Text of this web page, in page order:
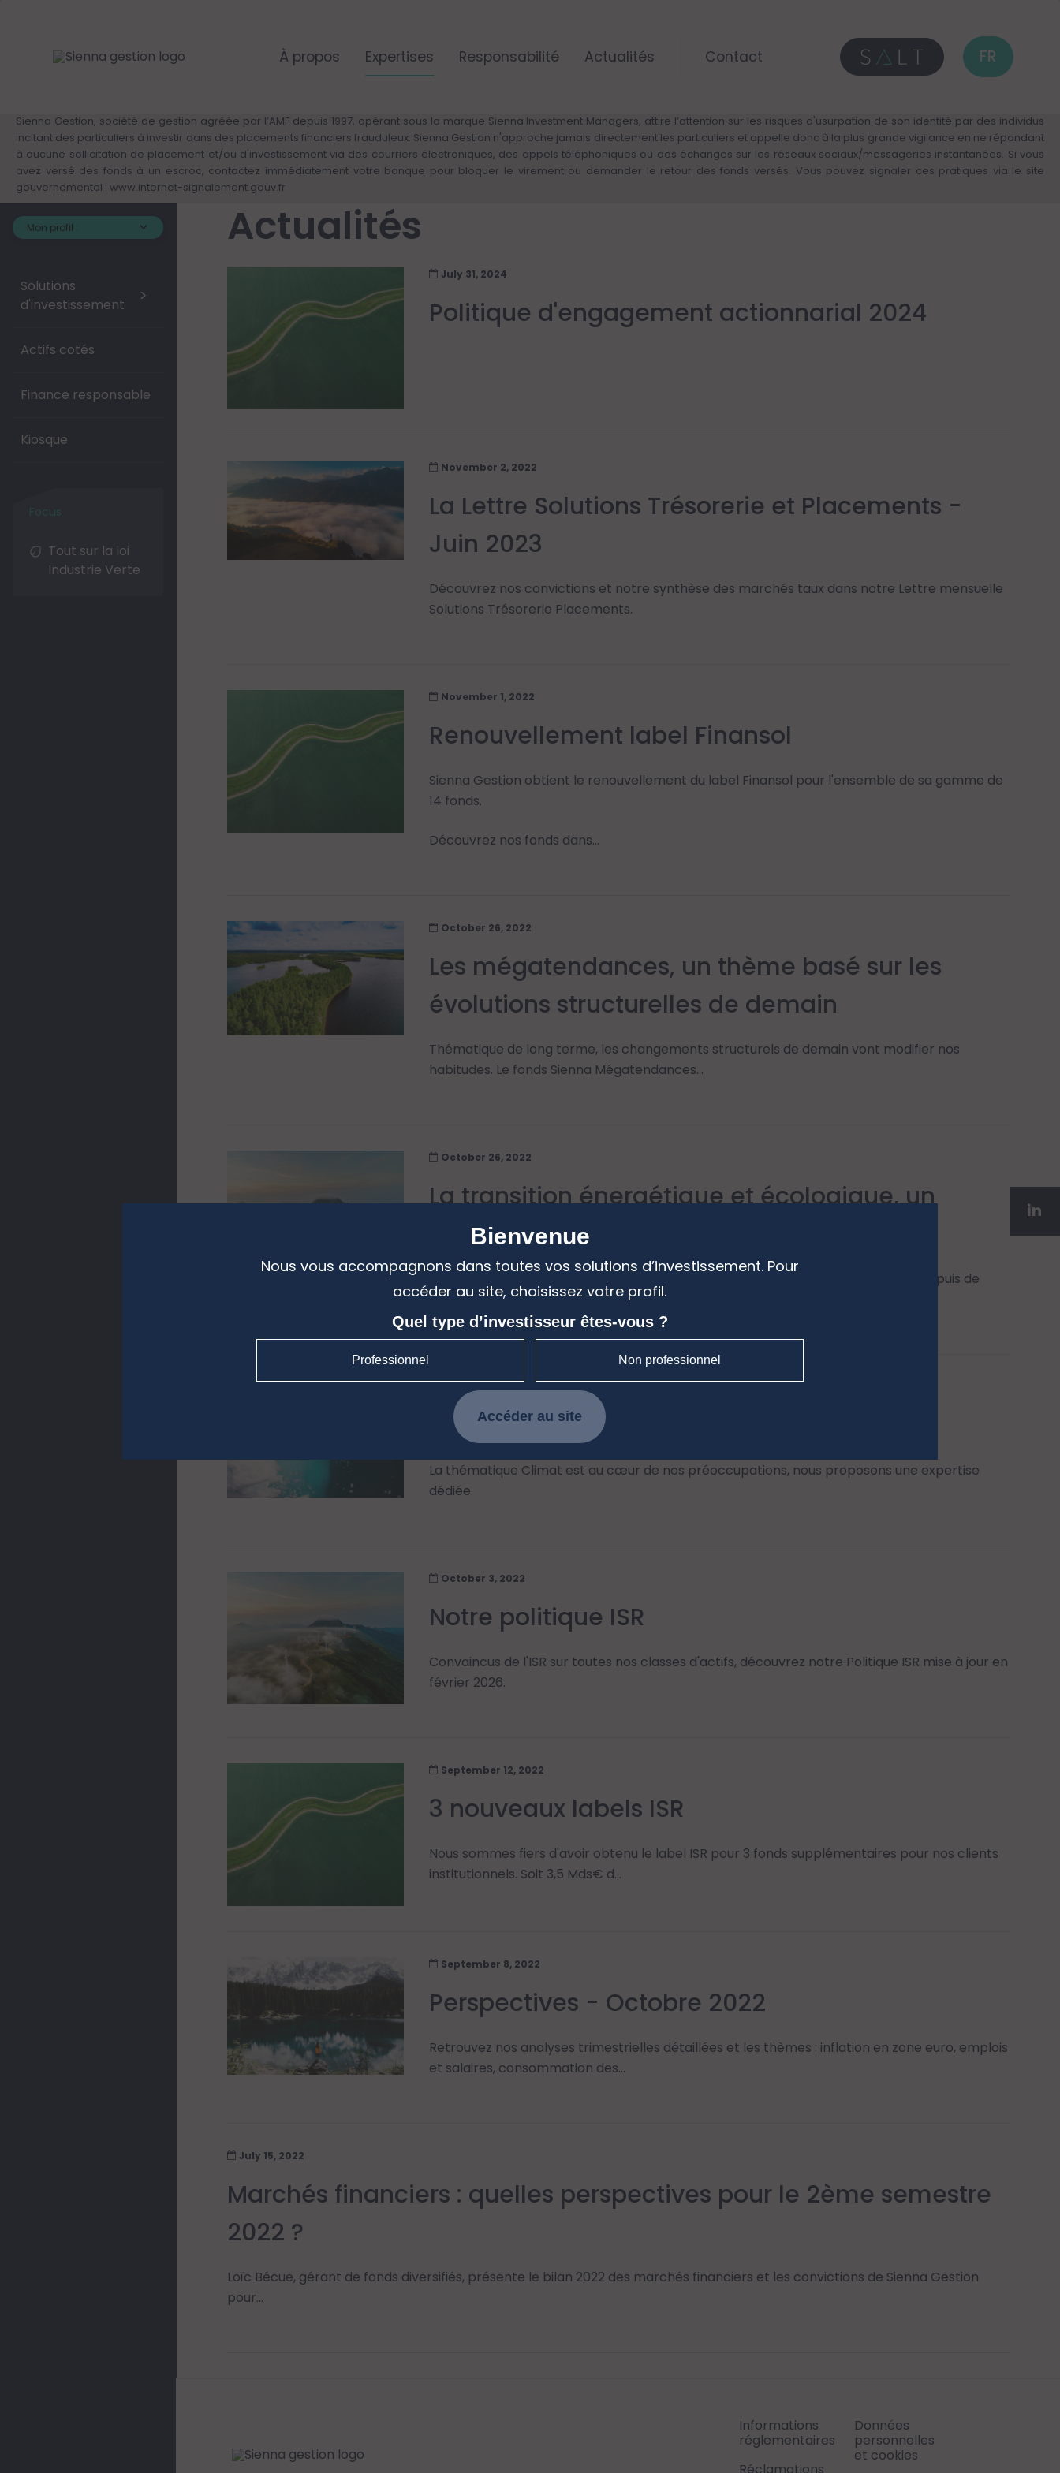
À propos Expertises Responsabilité Actualités Contact FR
Sienna Gestion, société de gestion agréée par l’AMF depuis 1997, opérant sous la marque Sienna Investment Managers, attire l’attention sur les risques d'usurpation de son identité par des individus
incitant des particuliers à investir dans des placements financiers frauduleux. Sienna Gestion n'approche jamais directement les particuliers et appelle donc à la plus grande vigilance en ne répondant
à aucune sollicitation de placement et/ou d'investissement via des courriers électroniques, des appels téléphoniques ou des échanges sur les réseaux sociaux/messageries instantanées. Si vous
avez versé des fonds à un escroc, contactez immédiatement votre banque pour bloquer le virement ou demander le retour des fonds versés. Vous pouvez signaler ces pratiques via le site
gouvernemental : www.internet-signalement.gouv.fr
Mon profil :
Solutions
d'investissement
>
Actifs cotés
Finance responsable
Kiosque
Tout sur la loi
Industrie Verte
Actualités
Politique d'engagement actionnarial 2024
July 31, 2024
La Lettre Solutions Trésorerie et Placements -
Juin 2023
Découvrez nos convictions et notre synthèse des marchés taux dans notre Lettre mensuelle
Solutions Trésorerie Placements.
November 2, 2022
Renouvellement label Finansol
Sienna Gestion obtient le renouvellement du label Finansol pour l'ensemble de sa gamme de
14 fonds.
Découvrez nos fonds dans...
November 1, 2022
Les mégatendances, un thème basé sur les
évolutions structurelles de demain
Thématique de long terme, les changements structurels de demain vont modifier nos
habitudes. Le fonds Sienna Mégatendances...
October 26, 2022
La transition énergétique et écologique, un
thème porteur de sens
A travers les obligations vertes, ou les "green bonds", notre expertise reconnue depuis de
nombreuse années nous confère des...
October 26, 2022
Le climat, un enjeu de taille
La thématique Climat est au cœur de nos préoccupations, nous proposons une expertise
dédiée.
Notre politique ISR
Convaincus de l'ISR sur toutes nos classes d'actifs, découvrez notre Politique ISR mise à jour en
février 2026.
October 3, 2022
3 nouveaux labels ISR
Nous sommes fiers d'avoir obtenu le label ISR pour 3 fonds supplémentaires pour nos clients
institutionnels. Soit 3,5 Mds€ d...
September 12, 2022
Perspectives - Octobre 2022
Retrouvez nos analyses trimestrielles détaillées et les thèmes : inflation en zone euro, emplois
et salaires, consommation des...
September 8, 2022
Marchés financiers : quelles perspectives pour le 2ème semestre
2022 ?
Loïc Bécue, gérant de fonds diversifiés, présente le bilan 2022 des marchés financiers et les convictions de Sienna Gestion
pour...
July 15, 2022
Informations
réglementaires
Données
personnelles
et cookies
Bienvenue
Nous vous accompagnons dans toutes vos solutions d’investissement. Pour
accéder au site, choisissez votre profil.
Quel type d’investisseur êtes-vous ?
Professionnel Non professionnel
Accéder au site